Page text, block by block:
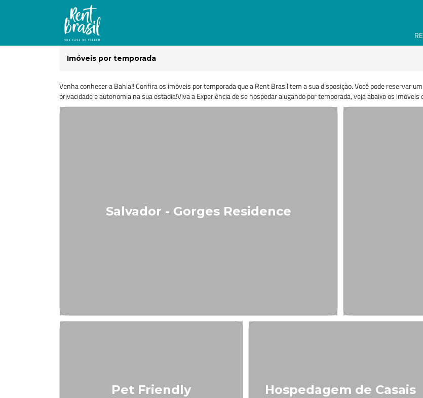
Imóveis por temporada
Venha conhecer a Bahia!! Confira os imóveis por temporada que a Rent Brasil tem a sua disposição. Você pode reservar
privacidade e autonomia na sua estadia!Viva a Experiência de se hospedar alugando por temporada, veja abaixo os imóveis
Salvador - Gorges Residence
Pet Friendly Hospedagem de Casais